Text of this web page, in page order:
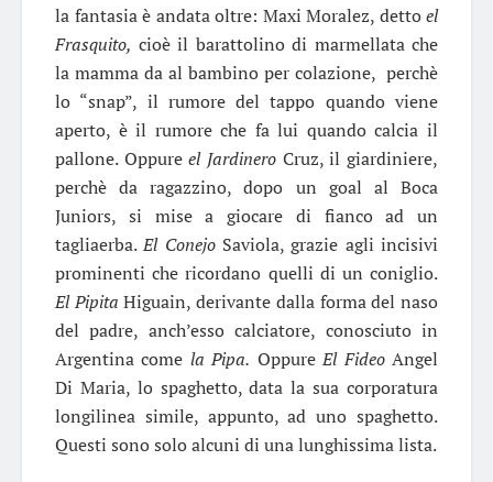
la fantasia è andata oltre: Maxi Moralez, dettoel
Frasquito, cioè il barattolino di marmellata che
la mamma da al bambino per colazione, perchè
lo “snap”, il rumore del tappo quando viene
aperto, è il rumore che fa lui quando calcia il
pallone. Oppureel Jardinero Cruz, il giardiniere,
perchè da ragazzino, dopo un goal al Boca
Juniors, si mise a giocare di fianco ad un
tagliaerba.El Conejo Saviola, grazie agli incisivi
prominenti che ricordano quelli di un coniglio.
El PipitaHiguain, derivante dalla forma del naso
del padre, anch’esso calciatore, conosciuto in
Argentina come la Pipa. OppureEl FideoAngel
Di Maria, lo spaghetto, data la sua corporatura
longilinea simile, appunto, ad uno spaghetto.
Questi sono solo alcuni di una lunghissima lista.